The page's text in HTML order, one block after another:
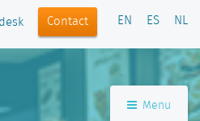
Contact EN ES NL
Menu